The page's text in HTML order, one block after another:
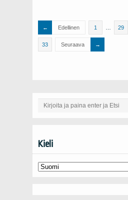
Edellinen 1 29
33 Seuraava
Kieli